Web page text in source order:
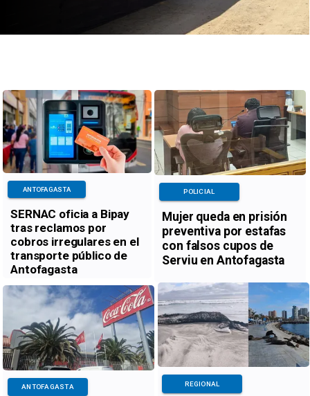
SERNAC oficia a Bipay
tras reclamos por
cobros irregulares en el
transporte público de
Antofagasta
ANTOFAGASTA
Mujer queda en prisión
preventiva por estafas
con falsos cupos de
Serviu en Antofagasta
POLICIAL
ANTOFAGASTA REGIONAL